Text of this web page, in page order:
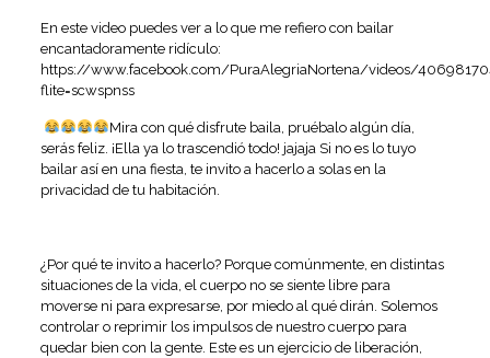
En este video puedes ver a lo que me refiero con bailar
encantadoramente ridículo:
https://www.facebook.com/PuraAlegriaNortena/videos/
flite=scwspnss
Mira con qué disfrute baila, pruébalo algún día,
serás feliz. ¡Ella ya lo trascendió todo! jajaja Si no es lo tuyo
bailar así en una fiesta, te invito a hacerlo a solas en la
privacidad de tu habitación.
¿Por qué te invito a hacerlo? Porque comúnmente, en distintas
situaciones de la vida, el cuerpo no se siente libre para
moverse ni para expresarse, por miedo al qué dirán. Solemos
controlar o reprimir los impulsos de nuestro cuerpo para
quedar bien con la gente. Este es un ejercicio de liberación,